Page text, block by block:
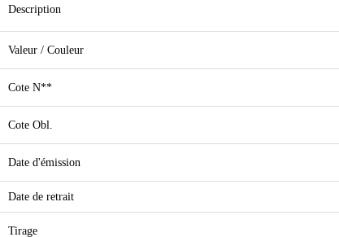
Description
Valeur / Couleur
Cote N**
Cote Obl.
Date d'émission
Date de retrait
Tirage